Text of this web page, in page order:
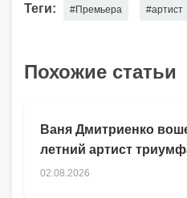
Теги: #Премьера #артист
Похожие статьи
Ваня Дмитриенко
летний артист
02.08.2026